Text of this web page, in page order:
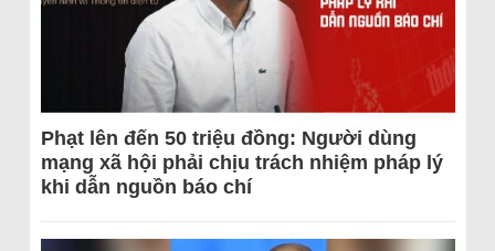
Phạt lên đến 50 triệu đồng: Người dùng
mạng xã hội phải chịu trách nhiệm pháp lý
khi dẫn nguồn báo chí